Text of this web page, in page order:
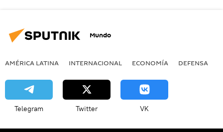
Mundo
AMÉRICA LATINA INTERNACIONAL ECONOMÍA DEFENSA
Telegram Twitter VK